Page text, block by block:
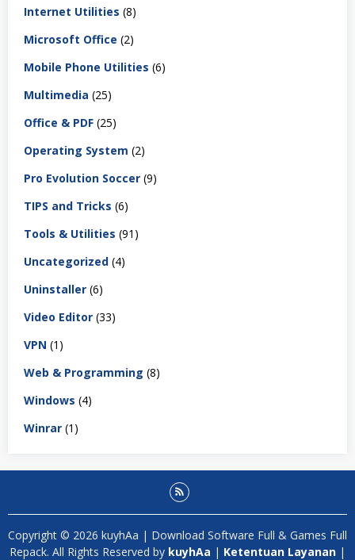
Internet Utilities (8)
Microsoft Office (2)
Mobile Phone Utilities (6)
Multimedia (25)
Office & PDF (25)
Operating System (2)
Pro Evolution Soccer (9)
TIPS and Tricks (6)
Tools & Utilities (91)
Uncategorized (4)
Uninstaller (6)
Video Editor (33)
VPN (1)
Web & Programming (8)
Windows (4)
Winrar (1)
Copyright © 2026 kuyhAa | Download Software Full & Games Full
Repack. All Rights Reserved by kuyhAa | Ketentuan Layanan |